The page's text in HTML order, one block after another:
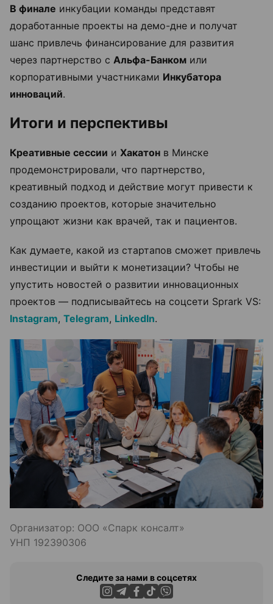
В финале инкубации команды представят
доработанные проекты на демо-дне и получат
шанс привлечь финансирование для развития
через партнерство с Альфа-Банком или
корпоративными участниками Инкубатора
инноваций.
Итоги и перспективы
Креативные сессии и Хакатон в Минске
продемонстрировали, что партнерство,
креативный подход и действие могут привести к
созданию проектов, которые значительно
упрощают жизни как врачей, так и пациентов.
Как думаете, какой из стартапов сможет привлечь
инвестиции и выйти к монетизации? Чтобы не
упустить новостей о развитии инновационных
проектов — подписывайтесь на соцсети Sprark VS:
Instagram, Telegram, LinkedIn.
Организатор: ООО «Спарк консалт»
УНП 192390306
Следите за нами в соцсетях